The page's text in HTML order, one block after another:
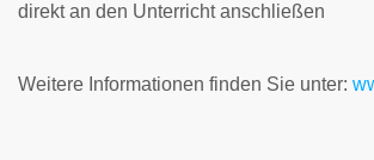
direkt an den Unterricht anschließen
Weitere Informationen finden Sie unter: